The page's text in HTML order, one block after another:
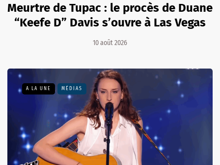
Meurtre de Tupac : le procès de Duane
“Keefe D” Davis s’ouvre à Las Vegas
10 août 2026
A LA UNE MÉDIAS